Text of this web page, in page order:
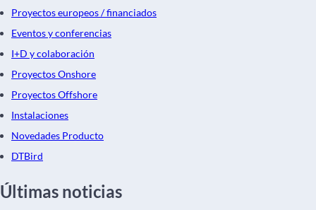
Proyectos europeos / financiados
Eventos y conferencias
I+D y colaboración
Proyectos Onshore
Proyectos Offshore
Instalaciones
Novedades Producto
DTBird
Últimas noticias